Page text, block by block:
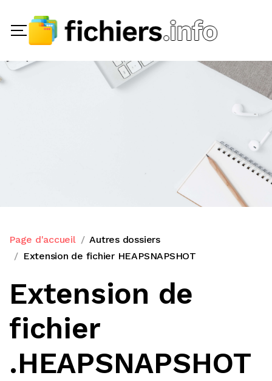
Page d'accueil
Autres dossiers
Extension de fichier HEAPSNAPSHOT
Extension de
fichier
.HEAPSNAPSHOT